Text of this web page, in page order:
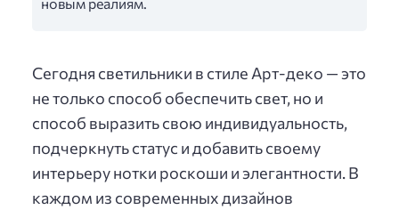
новым реалиям.
Сегодня светильники в стиле Арт-деко — это
не только способ обеспечить свет, но и
способ выразить свою индивидуальность,
подчеркнуть статус и добавить своему
интерьеру нотки роскоши и элегантности. В
каждом из современных дизайнов